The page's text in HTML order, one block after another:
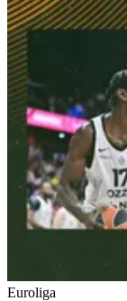
Euroliga